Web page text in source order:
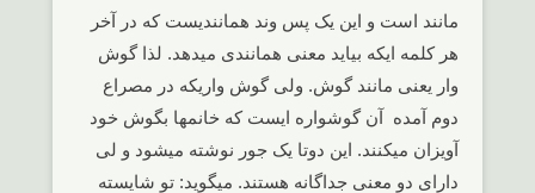
مانند است و این یک پس وند همانندیست که در آخر
هر کلمه ایکه بیاید معنی همانندی میدهد. لذا گوش
وار یعنی مانند گوش. ولی گوش واریکه در مصراع
دوم آمده آن گوشواره ایست که خانمها بگوش خود
آویزان میکنند. این دوتا یک جور نوشته میشود و لی
دارای دو معنی جداگانه هستند. میگوید: تو شایسته